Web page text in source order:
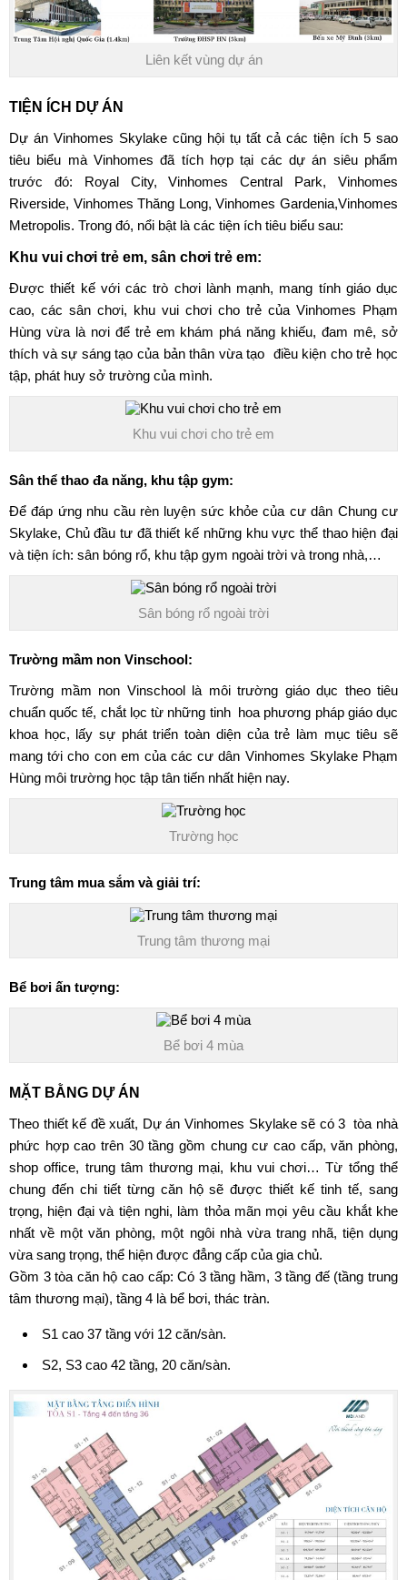
Liên kết vùng dự án
TIỆN ÍCH DỰ ÁN
Dự án Vinhomes Skylake cũng hội tụ tất cả các tiện ích 5 sao
tiêu biểu mà Vinhomes đã tích hợp tại các dự án siêu phẩm
trước đó: Royal City, Vinhomes Central Park, Vinhomes
Riverside, Vinhomes Thăng Long, Vinhomes Gardenia,Vinhomes
Metropolis. Trong đó, nổi bật là các tiện ích tiêu biểu sau:
Khu vui chơi trẻ em, sân chơi trẻ em:
Được thiết kế với các trò chơi lành mạnh, mang tính giáo dục
cao, các sân chơi, khu vui chơi cho trẻ của Vinhomes Phạm
Hùng vừa là nơi để trẻ em khám phá năng khiếu, đam mê, sở
thích và sự sáng tạo của bản thân vừa tạo điều kiện cho trẻ học
tập, phát huy sở trường của mình.
Khu vui chơi cho trẻ em
Sân thể thao đa năng, khu tập gym:
Để đáp ứng nhu cầu rèn luyện sức khỏe của cư dân Chung cư
Skylake, Chủ đầu tư đã thiết kế những khu vực thể thao hiện đại
và tiện ích: sân bóng rổ, khu tập gym ngoài trời và trong nhà,…
Sân bóng rổ ngoài trời
Trường mầm non Vinschool:
Trường mầm non Vinschool là môi trường giáo dục theo tiêu
chuẩn quốc tế, chắt lọc từ những tinh hoa phương pháp giáo dục
khoa học, lấy sự phát triển toàn diện của trẻ làm mục tiêu sẽ
mang tới cho con em của các cư dân Vinhomes Skylake Phạm
Hùng môi trường học tập tân tiến nhất hiện nay.
Trường học
Trung tâm mua sắm và giải trí:
Trung tâm thương mại
Bể bơi ấn tượng:
Bể bơi 4 mùa
MẶT BẰNG DỰ ÁN
Theo thiết kế đề xuất, Dự án Vinhomes Skylake sẽ có 3 tòa nhà
phức hợp cao trên 30 tầng gồm chung cư cao cấp, văn phòng,
shop office, trung tâm thương mại, khu vui chơi… Từ tổng thể
chung đến chi tiết từng căn hộ sẽ được thiết kế tinh tế, sang
trọng, hiện đại và tiện nghi, làm thỏa mãn mọi yêu cầu khắt khe
nhất về một văn phòng, một ngôi nhà vừa trang nhã, tiện dụng
vừa sang trọng, thể hiện được đẳng cấp của gia chủ.
Gồm 3 tòa căn hộ cao cấp: Có 3 tầng hầm, 3 tầng đế (tầng trung
tâm thương mại), tầng 4 là bể bơi, thác tràn.
S1 cao 37 tầng với 12 căn/sàn.
S2, S3 cao 42 tầng, 20 căn/sàn.